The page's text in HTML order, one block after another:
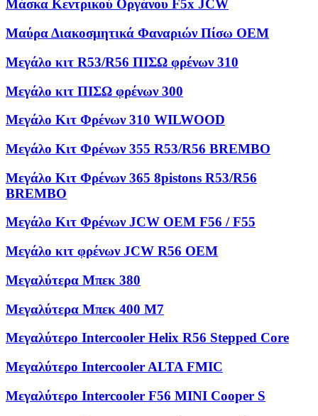
Μάσκα Κεντρικού Οργάνου F5x JCW
Μαύρα Διακοσμητικά Φαναριών Πίσω OEM
Μεγάλο κιτ R53/R56 ΠΙΣΩ φρένων 310
Μεγάλο κιτ ΠΙΣΩ φρένων 300
Μεγάλο Κιτ Φρένων 310 WILWOOD
Μεγάλο Κιτ Φρένων 355 R53/R56 BREMBO
Μεγάλο Κιτ Φρένων 365 8pistons R53/R56
BREMBO
Μεγάλο Κιτ Φρένων JCW OEM F56 / F55
Μεγάλο κιτ φρένων JCW R56 OEM
Μεγαλύτερα Μπεκ 380
Μεγαλύτερα Μπεκ 400 M7
Μεγαλύτερο Intercooler Helix R56 Stepped Core
Μεγαλύτερο Intercooler ALTA FMIC
Μεγαλύτερο Intercooler F56 MINI Cooper S